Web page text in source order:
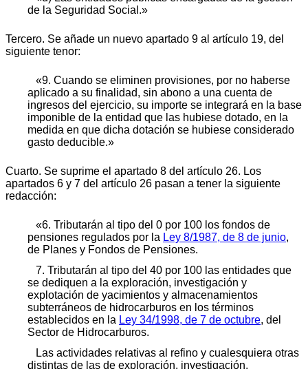
de la Seguridad Social.»
Tercero. Se añade un nuevo apartado 9 al artículo 19, del
siguiente tenor:
«9. Cuando se eliminen provisiones, por no haberse
aplicado a su finalidad, sin abono a una cuenta de
ingresos del ejercicio, su importe se integrará en la base
imponible de la entidad que las hubiese dotado, en la
medida en que dicha dotación se hubiese considerado
gasto deducible.»
Cuarto. Se suprime el apartado 8 del artículo 26. Los
apartados 6 y 7 del artículo 26 pasan a tener la siguiente
redacción:
«6. Tributarán al tipo del 0 por 100 los fondos de
pensiones regulados por la Ley 8/1987, de 8 de junio,
de Planes y Fondos de Pensiones.
7. Tributarán al tipo del 40 por 100 las entidades que
se dediquen a la exploración, investigación y
explotación de yacimientos y almacenamientos
subterráneos de hidrocarburos en los términos
establecidos en la Ley 34/1998, de 7 de octubre, del
Sector de Hidrocarburos.
Las actividades relativas al refino y cualesquiera otras
distintas de las de exploración, investigación,